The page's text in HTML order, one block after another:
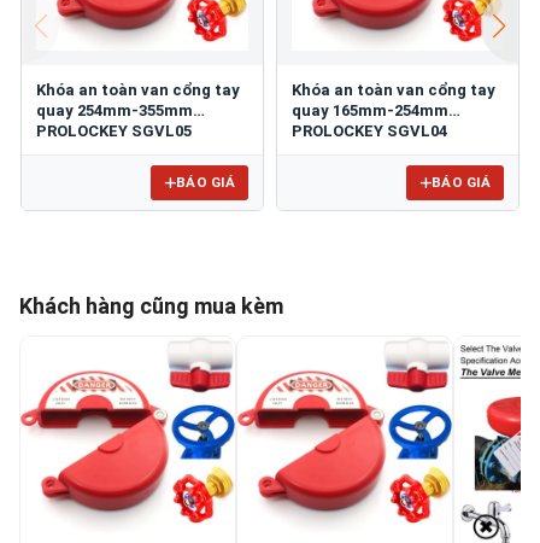
Khóa an toàn van cổng tay
quay 254mm-355mm
PROLOCKEY SGVL05
BÁO GIÁ
Khóa an toàn van cổng tay
quay 165mm-254mm
PROLOCKEY SGVL04
BÁO GIÁ
Khách hàng cũng mua kèm